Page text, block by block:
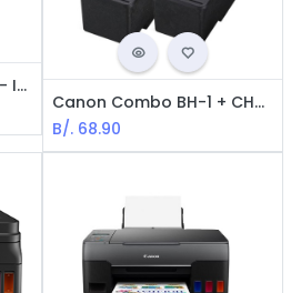
HP OfficeJet PRO 7740 - Impresora Multifuncional / Wide Up To 11X17 (Tabloide) / USB / RJ-45 / WIFI / Blanca
Canon Combo BH-1 + CH-1 Cabezas de Impresiones para Serie G - Negra y Color
B/. 68.90